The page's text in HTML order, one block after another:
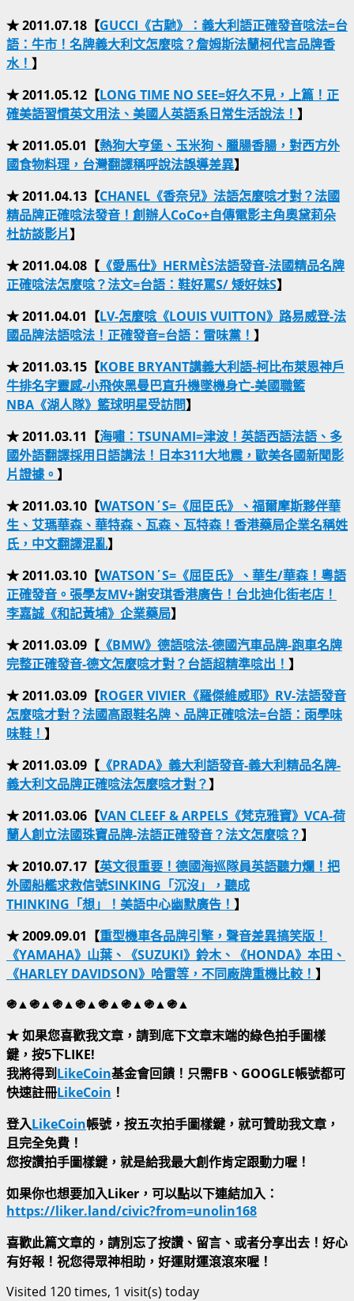
★ 2011.07.18【GUCCI《古馳》：義大利語正確發音唸法=台
語：牛市！名牌義大利文怎麼唸？詹姆斯法蘭柯代言品牌香
水！ 】
★ 2011.05.12【LONG TIME NO SEE=好久不見，上篇！正
確美語習慣英文用法、美國人英語系日常生活說法！ 】
★ 2011.05.01【熱狗大亨堡、玉米狗、臘腸香腸，對西方外
國食物料理，台灣翻譯稱呼說法誤導差異】
★ 2011.04.13【CHANEL《香奈兒》法語怎麼唸才對？法國
精品牌正確唸法發音！創辦人CoCo+自傳電影主角奧黛莉朵
杜訪談影片】
★ 2011.04.08【 《愛馬仕》HERMÈS法語發音-法國精品名牌
正確唸法怎麼唸？法文=台語：鞋好罵S/ 矮好妹S】
★ 2011.04.01【LV-怎麼唸《LOUIS VUITTON》路易威登-法
國品牌法語唸法！正確發音=台語：雷味黨！ 】
★ 2011.03.15【KOBE BRYANT講義大利語-柯比布萊恩神戶
牛排名字靈感-小飛俠黑曼巴直升機墜機身亡-美國職籃
NBA《湖人隊》籃球明星受訪問】
★ 2011.03.11【海嘯：TSUNAMI=津波！英語西語法語、多
國外語翻譯採用日語講法！日本311大地震，歐美各國新聞影
片證據。 】
★ 2011.03.10【WATSON΄S= 《屈臣氏》、福爾摩斯夥伴華
生、艾瑪華森、華特森、瓦森、瓦特森！香港藥局企業名稱姓
氏，中文翻譯混亂】
★ 2011.03.10【WATSON΄S=《屈臣氏》、華生/華森！粵語
正確發音。張學友MV+謝安琪香港廣告！台北迪化街老店！
李嘉誠《和記黃埔》企業藥局】
★ 2011.03.09【 《BMW》德語唸法-德國汽車品牌-跑車名牌
完整正確發音-德文怎麼唸才對？台語超精準唸出！ 】
★ 2011.03.09【ROGER VIVIER《羅傑維威耶》RV-法語發音
怎麼唸才對？法國高跟鞋名牌、品牌正確唸法=台語：雨學味
味鞋！ 】
★ 2011.03.09【 《PRADA》義大利語發音-義大利精品名牌-
義大利文品牌正確唸法怎麼唸才對？】
★ 2011.03.06【VAN CLEEF & ARPELS《梵克雅寶》VCA-荷
蘭人創立法國珠寶品牌-法語正確發音？法文怎麼唸？】
★ 2010.07.17【英文很重要！德國海巡隊員英語聽力爛！把
外國船艦求救信號SINKING「沉沒」，聽成
THINKING「想」！美語中心幽默廣告！ 】
★ 2009.09.01【重型機車各品牌引擎，聲音差異搞笑版！
《YAMAHA》山葉、《SUZUKI》鈴木、《HONDA》本田、
《HARLEY DAVIDSON》哈雷等，不同廠牌重機比較！ 】
֍▲֍▲֍▲֍▲֍▲֍▲֍▲֍▲
★ 如果您喜歡我文章，請到底下文章末端的綠色拍手圖樣
鍵，按5下LIKE!
我將得到LikeCoin基金會回饋！只需FB、GOOGLE帳號都可
快速註冊LikeCoin ！
登入LikeCoin帳號，按五次拍手圖樣鍵，就可贊助我文章，
且完全免費！
您按讚拍手圖樣鍵，就是給我最大創作肯定跟動力喔！
如果你也想要加入Liker，可以點以下連結加入：
https://liker.land/civic?from=unolin168
喜歡此篇文章的，請別忘了按讚、留言、或者分享出去！好心
有好報！祝您得眾神相助，好運財運滾滾來喔！
Visited 120 times, 1 visit(s) today